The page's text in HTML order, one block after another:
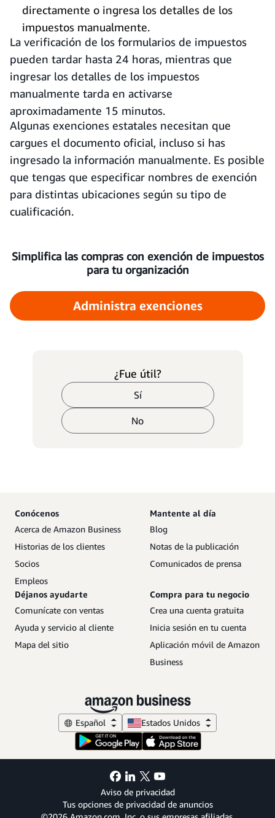
directamente o ingresa los detalles de los
impuestos manualmente.
La verificación de los formularios de impuestos
pueden tardar hasta 24 horas, mientras que
ingresar los detalles de los impuestos
manualmente tarda en activarse
aproximadamente 15 minutos.
Algunas exenciones estatales necesitan que
cargues el documento oficial, incluso si has
ingresado la información manualmente. Es posible
que tengas que especificar nombres de exención
para distintas ubicaciones según su tipo de
cualificación.
Simplifica las compras con exención de impuestos
para tu organización
Administra exenciones
¿Fue útil?
Sí
No
Conócenos
Acerca de Amazon Business
Historias de los clientes
Socios
Empleos
Mantente al día
Blog
Notas de la publicación
Comunicados de prensa
Déjanos ayudarte
Comunícate con ventas
Ayuda y servicio al cliente
Mapa del sitio
Compra para tu negocio
Crea una cuenta gratuita
Inicia sesión en tu cuenta
Aplicación móvil de Amazon
Business
Español Estados Unidos
Aviso de privacidad
Tus opciones de privacidad de anuncios